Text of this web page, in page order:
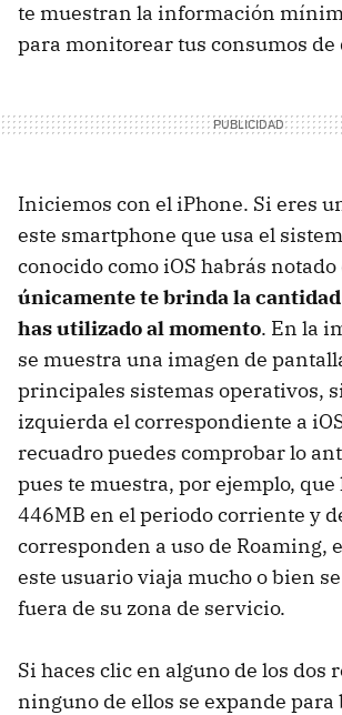
te muestran la información
para monitorear tus consumos de
Iniciemos con el iPhone. Si eres
este smartphone que usa el
conocido como iOS habrás notado
únicamente te brinda la cantidad
has utilizado al momento. En la
se muestra una imagen de
principales sistemas operativos,
izquierda el correspondiente a
recuadro puedes comprobar lo
pues te muestra, por ejemplo, que
446MB en el periodo corriente y
corresponden a uso de Roaming,
este usuario viaja mucho o bien
fuera de su zona de servicio.
Si haces clic en alguno de los dos
ninguno de ellos se expande